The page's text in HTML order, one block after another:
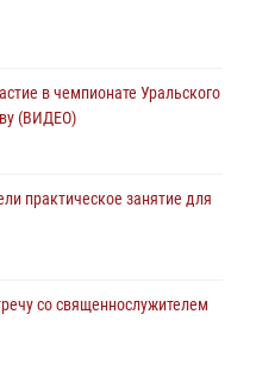
мастерство на Ямале
практическое занятие для
в чемпионате Уральского
(ВИДЕО)
практическое занятие для
со священнослужителем